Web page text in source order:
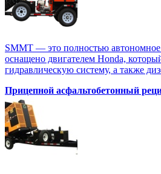
SMMT — это полностью
оснащено двигателем Honda,
гидравлическую систему, а также
Прицепной асфальтобетонный